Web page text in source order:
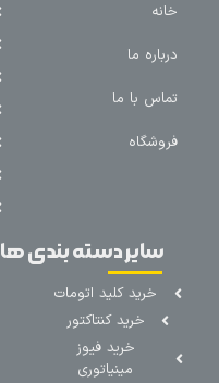
خانه
درباره ما
تماس با ما
فروشگاه
سایر دسته بندی ها
خرید کلید اتومات
خرید کنتاکتور
خرید فیوز
مینیاتوری